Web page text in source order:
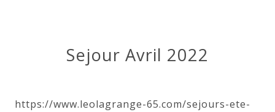
Sejour Avril 2022
https://www.leolagrange-65.com/sejours-ete-